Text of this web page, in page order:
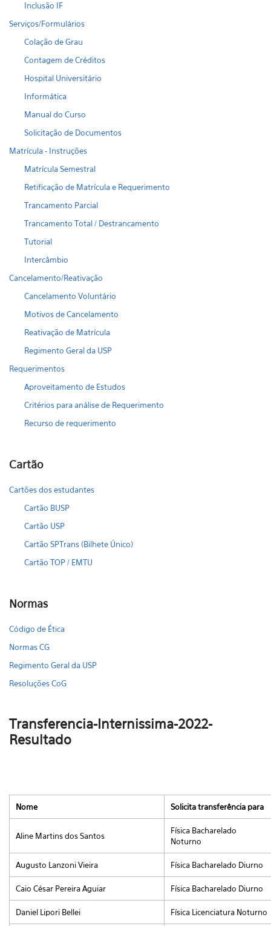
Inclusão IF
Serviços/Formulários
Colação de Grau
Contagem de Créditos
Hospital Universitário
Informática
Manual do Curso
Solicitação de Documentos
Matrícula - Instruções
Matrícula Semestral
Retificação de Matrícula e Requerimento
Trancamento Parcial
Trancamento Total / Destrancamento
Tutorial
Intercâmbio
Cancelamento/Reativação
Cancelamento Voluntário
Motivos de Cancelamento
Reativação de Matrícula
Regimento Geral da USP
Requerimentos
Aproveitamento de Estudos
Critérios para análise de Requerimento
Recurso de requerimento
Cartão
Cartões dos estudantes
Cartão BUSP
Cartão USP
Cartão SPTrans (Bilhete Único)
Cartão TOP / EMTU
Normas
Código de Ética
Normas CG
Regimento Geral da USP
Resoluções CoG
Transferencia-Internissima-2022-
Resultado
Nome Solicita transferência para
Aline Martins dos Santos
Física Bacharelado
Noturno
Augusto Lanzoni Vieira Física Bacharelado Diurno
Caio César Pereira Aguiar Física Bacharelado Diurno
Daniel Lipori Bellei Física Licenciatura Noturno